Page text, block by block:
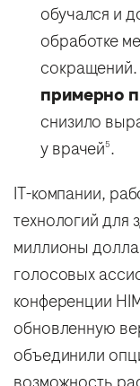
обучался и
обработке
примерно
снизило
у врачей5.
IT-компании,
технологий для
миллионы
голосовых
конференции
обновленную
объединили